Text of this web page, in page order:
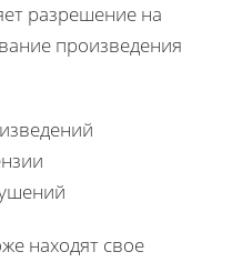
разрешение на
произведения
находят свое